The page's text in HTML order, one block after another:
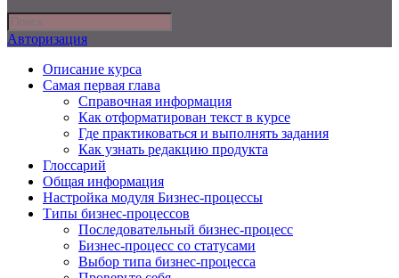
Авторизация
Описание курса
Самая первая глава
Справочная информация
Как отформатирован текст в курсе
Где практиковаться и выполнять задания
Как узнать редакцию продукта
Глоссарий
Общая информация
Настройка модуля Бизнес-процессы
Типы бизнес-процессов
Последовательный бизнес-процесс
Бизнес-процесс со статусами
Выбор типа бизнес-процесса